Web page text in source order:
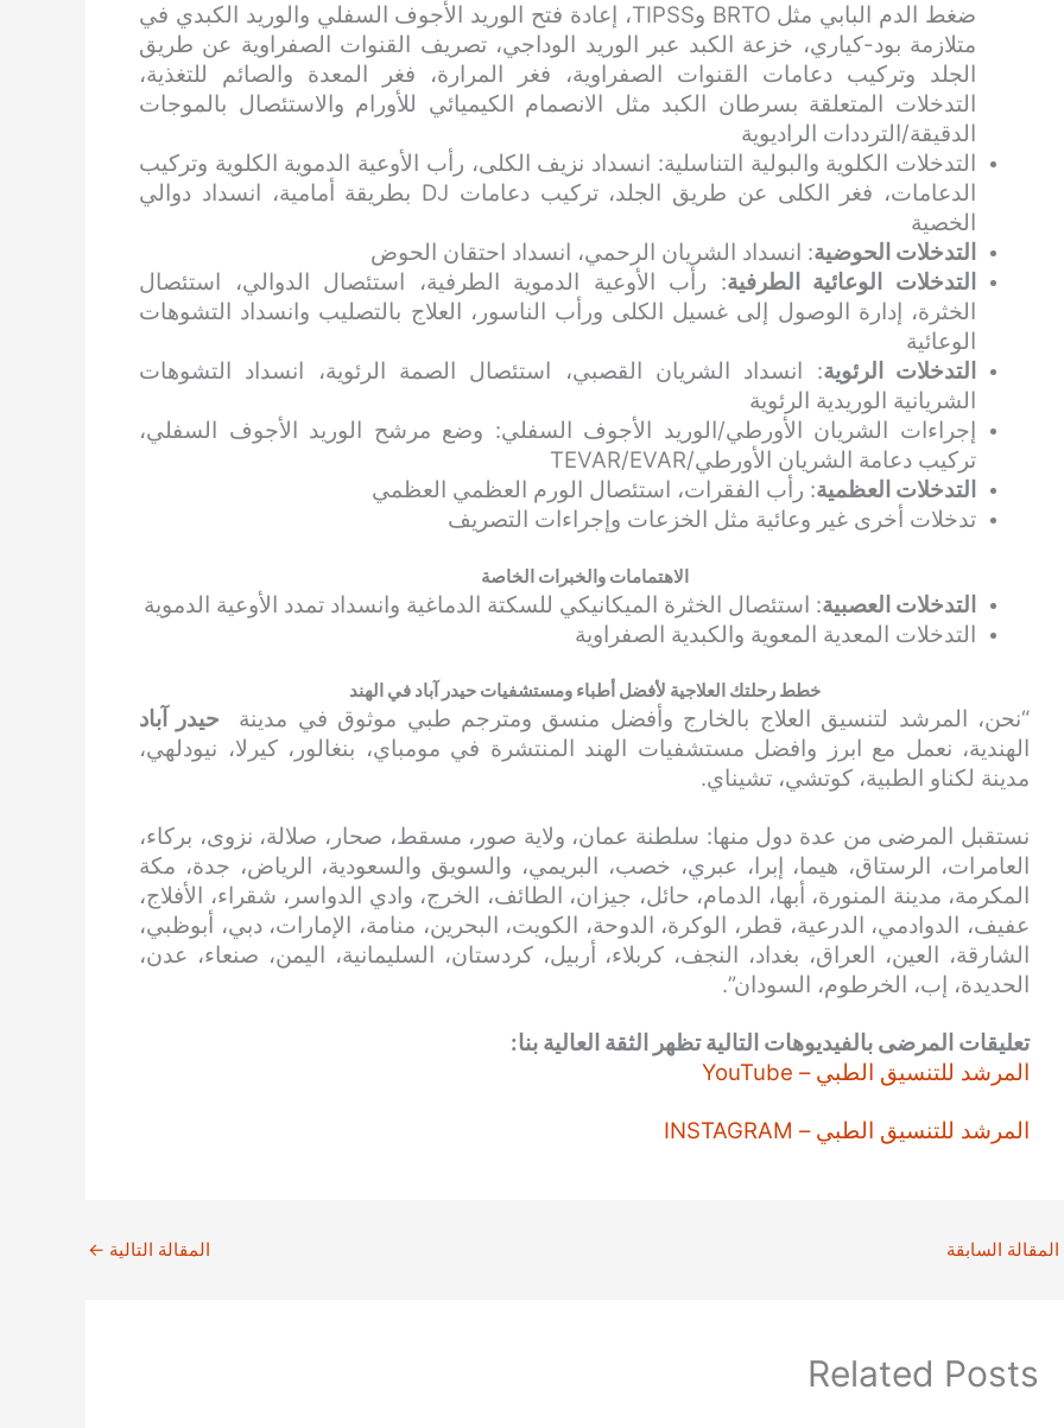
ضغط الدم البابي مثل BRTO وTIPSS، إعادة فتح الوريد الأجوف السفلي والوريد الكبدي في
متلازمة بود-كياري، خزعة الكبد عبر الوريد الوداجي، تصريف القنوات الصفراوية عن طريق
الجلد وتركيب دعامات القنوات الصفراوية، فغر المرارة، فغر المعدة والصائم للتغذية،
التدخلات المتعلقة بسرطان الكبد مثل الانصمام الكيميائي للأورام والاستئصال بالموجات
الدقيقة/الترددات الراديوية
التدخلات الكلوية والبولية التناسلية: انسداد نزيف الكلى، رأب الأوعية الدموية الكلوية وتركيب
الدعامات، فغر الكلى عن طريق الجلد، تركيب دعامات DJ بطريقة أمامية، انسداد دوالي
الخصية
التدخلات الحوضية: انسداد الشريان الرحمي، انسداد احتقان الحوض
التدخلات الوعائية الطرفية: رأب الأوعية الدموية الطرفية، استئصال الدوالي، استئصال
الخثرة، إدارة الوصول إلى غسيل الكلى ورأب الناسور، العلاج بالتصليب وانسداد التشوهات
الوعائية
التدخلات الرئوية: انسداد الشريان القصبي، استئصال الصمة الرئوية، انسداد التشوهات
الشريانية الوريدية الرئوية
إجراءات الشريان الأورطي/الوريد الأجوف السفلي: وضع مرشح الوريد الأجوف السفلي،
تركيب دعامة الشريان الأورطي/TEVAR/EVAR
التدخلات العظمية: رأب الفقرات، استئصال الورم العظمي العظمي
تدخلات أخرى غير وعائية مثل الخزعات وإجراءات التصريف
الاهتمامات والخبرات الخاصة
التدخلات العصبية: استئصال الخثرة الميكانيكي للسكتة الدماغية وانسداد تمدد الأوعية الدموية
التدخلات المعدية المعوية والكبدية الصفراوية
خطط رحلتك العلاجية لأفضل أطباء ومستشفيات حيدر آباد في الهند
“نحن، المرشد لتنسيق العلاج بالخارج وأفضل منسق ومترجم طبي موثوق في مدينة
حيدر آباد
الهندية، نعمل مع ابرز وافضل مستشفيات الهند المنتشرة في مومباي، بنغالور، كيرلا، نيودلهي،
مدينة لكناو الطبية، كوتشي، تشيناي.
نستقبل المرضى من عدة دول منها: سلطنة عمان، ولاية صور، مسقط، صحار، صلالة، نزوى، بركاء،
العامرات، الرستاق، هيما، إبرا، عبري، خصب، البريمي، والسويق والسعودية، الرياض، جدة، مكة
المكرمة، مدينة المنورة، أبها، الدمام، حائل، جيزان، الطائف، الخرج، وادي الدواسر، شقراء، الأفلاج،
عفيف، الدوادمي، الدرعية، قطر، الوكرة، الدوحة، الكويت، البحرين، منامة، الإمارات، دبي، أبوظبي،
الشارقة، العين، العراق، بغداد، النجف، كربلاء، أربيل، كردستان، السليمانية، اليمن، صنعاء، عدن،
الحديدة، إب، الخرطوم، السودان”.
تعليقات المرضى بالفيديوهات التالية تظهر الثقة العالية بنا:
المرشد للتنسيق الطبي – YouTube
المرشد للتنسيق الطبي – INSTAGRAM
المقالة السابقة المقالة التالية ←
Related Posts